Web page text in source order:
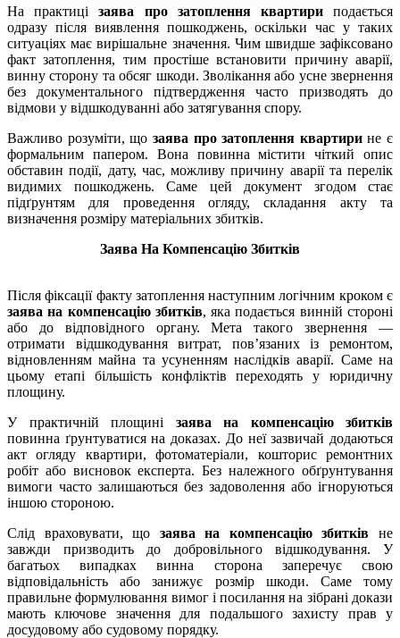
На практицізаява про затоплення квартириподається
одразу після виявлення пошкоджень, оскільки час у таких
ситуаціях має вирішальне значення. Чим швидше зафіксовано
факт затоплення, тим простіше встановити причину аварії,
винну сторону та обсяг шкоди. Зволікання або усне звернення
без документального підтвердження часто призводять до
відмови у відшкодуванні або затягування спору.
Важливо розуміти, що заява про затоплення квартирине є
формальним папером. Вона повинна містити чіткий опис
обставин події, дату, час, можливу причину аварії та перелік
видимих пошкоджень. Саме цей документ згодом стає
підґрунтям для проведення огляду, складання акту та
визначення розміру матеріальних збитків.
Заява На Компенсацію Збитків
Після фіксації факту затоплення наступним логічним кроком є
заява на компенсацію збитків, яка подається винній стороні
або до відповідного органу. Мета такого звернення —
отримати відшкодування витрат, пов’язаних із ремонтом,
відновленням майна та усуненням наслідків аварії. Саме на
цьому етапі більшість конфліктів переходять у юридичну
площину.
У практичній площині заява на компенсацію збитків
повинна ґрунтуватися на доказах. До неї зазвичай додаються
акт огляду квартири, фотоматеріали, кошторис ремонтних
робіт або висновок експерта. Без належного обґрунтування
вимоги часто залишаються без задоволення або ігноруються
іншою стороною.
Слід враховувати, що заява на компенсацію збитків не
завжди призводить до добровільного відшкодування. У
багатьох випадках винна сторона заперечує свою
відповідальність або занижує розмір шкоди. Саме тому
правильне формулювання вимог і посилання на зібрані докази
мають ключове значення для подальшого захисту прав у
досудовому або судовому порядку.